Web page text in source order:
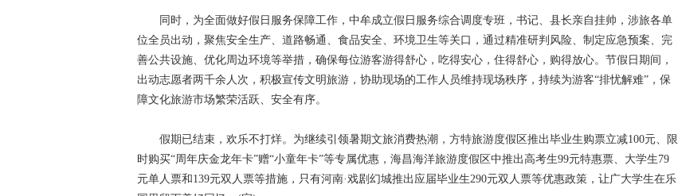
同时，为全面做好假日服务保障工作，中牟成立假日服务综合调度专班，书记、县长亲自挂帅，涉旅各单
位全员出动，聚焦安全生产、道路畅通、食品安全、环境卫生等关口，通过精准研判风险、制定应急预案、完
善公共设施、优化周边环境等举措，确保每位游客游得舒心，吃得安心，住得舒心，购得放心。节假日期间，
出动志愿者两千余人次，积极宣传文明旅游，协助现场的工作人员维持现场秩序，持续为游客“排忧解难”，保
障文化旅游市场繁荣活跃、安全有序。
假期已结束，欢乐不打烊。为继续引领暑期文旅消费热潮，方特旅游度假区推出毕业生购票立减100元、限
时购买“周年庆金龙年卡”赠“小童年卡”等专属优惠，海昌海洋旅游度假区中推出高考生99元特惠票、大学生79
元单人票和139元双人票等措施，只有河南·戏剧幻城推出应届毕业生290元双人票等优惠政策，让广大学生在乐